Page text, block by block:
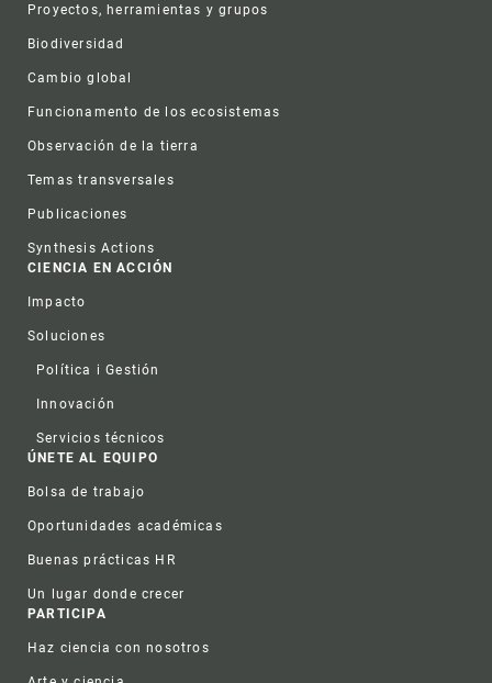
Proyectos, herramientas y grupos
Biodiversidad
Cambio global
Funcionamento de los ecosistemas
Observación de la tierra
Temas transversales
Publicaciones
Synthesis Actions
CIENCIA EN ACCIÓN
Impacto
Soluciones
Política i Gestión
Innovación
Servicios técnicos
ÚNETE AL EQUIPO
Bolsa de trabajo
Oportunidades académicas
Buenas prácticas HR
Un lugar donde crecer
PARTICIPA
Haz ciencia con nosotros